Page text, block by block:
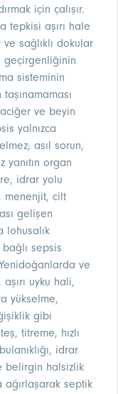
için çalışır.
tepkisi aşırı hale
sağlıklı dokular
geçirgenliğinin
sisteminin
ve beyin
yalnızca
asıl sorun,
yanıtın organ
idrar yolu
menenjit, cilt
gelişen
lohusalık
sepsis
ve
uyku hali,
yükselme,
gibi
titreme, hızlı
idrar
belirgin halsizlik
ağırlaşarak septik